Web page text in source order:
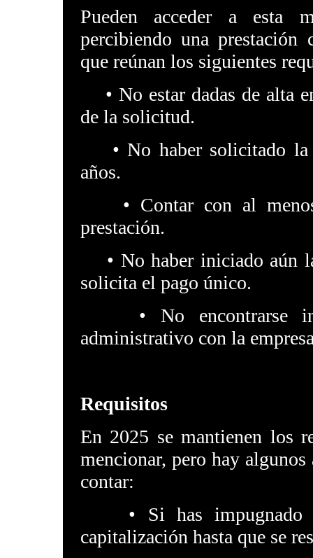
Pueden acceder a esta
percibiendo una prestación
que reúnan los siguientes
• No estar dadas de alta
de la solicitud.
• No haber solicitado la
años.
• Contar con al menos
prestación.
• No haber iniciado aún
solicita el pago único.
• No encontrarse
administrativo con la
Requisitos
En 2025 se mantienen los
mencionar, pero hay
contar:
• Si has impugnado
capitalización hasta que se